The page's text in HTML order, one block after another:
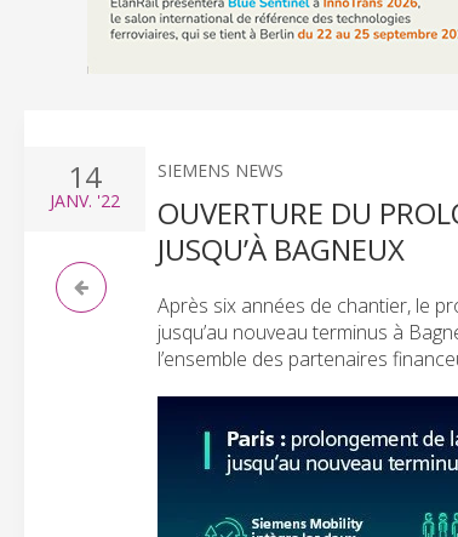
14
JANV. '22
SIEMENS NEWS
OUVERTURE DU
JUSQU’À BAGNEUX
Après six années de chantier, le
jusqu’au nouveau terminus à
l’ensemble des partenaires